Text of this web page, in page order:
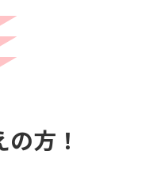
方！